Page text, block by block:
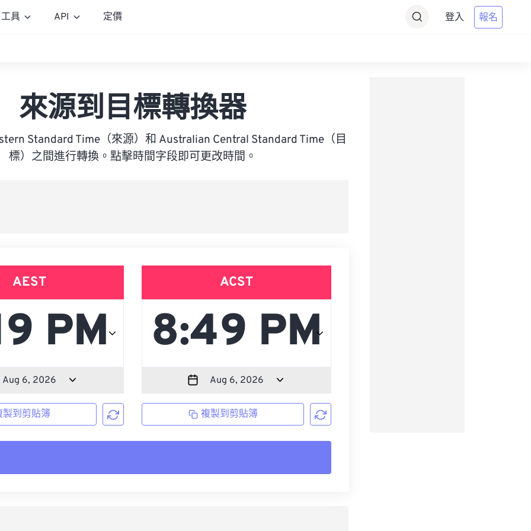
工具 API 定價 登入 報名
來源到目標轉換器
Standard Time（來源）和 Australian Central Standard Time（目
標）之間進行轉換。點擊時間字段即可更改時間。
AEST
製到剪貼簿
ACST
複製到剪貼簿